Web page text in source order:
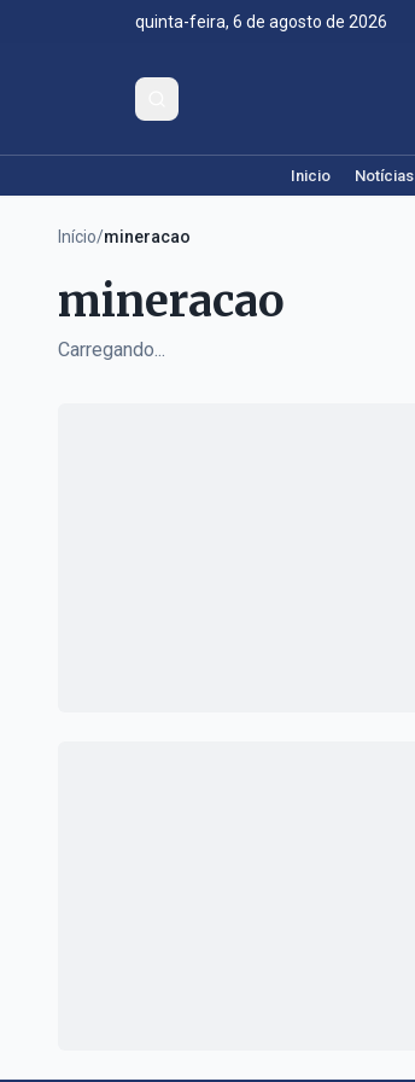
quinta-feira, 6 de agosto de 2026
Inicio Notícias
Início/mineracao
mineracao
Carregando...